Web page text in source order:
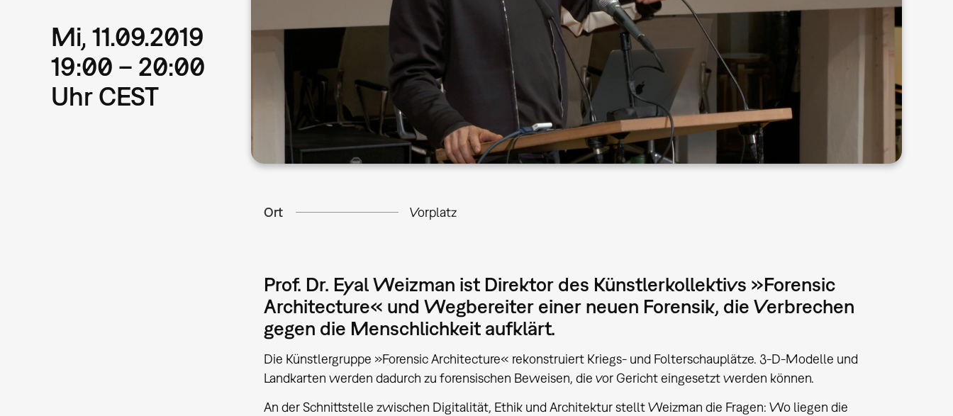
Mi, 11.09.2019
19:00 – 20:00
Uhr CEST
Ort Vorplatz
Prof. Dr. Eyal Weizman ist Direktor des Künstlerkollektivs »Forensic
Architecture« und Wegbereiter einer neuen Forensik, die Verbrechen
gegen die Menschlichkeit aufklärt.
Die Künstlergruppe »Forensic Architecture« rekonstruiert Kriegs- und Folterschauplätze. 3-D-Modelle und
Landkarten werden dadurch zu forensischen Beweisen, die vor Gericht eingesetzt werden können.
An der Schnittstelle zwischen Digitalität, Ethik und Architektur stellt Weizman die Fragen: Wo liegen die